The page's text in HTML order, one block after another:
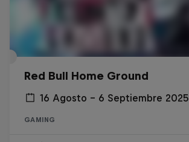
Red Bull Home Ground
16 Agosto – 6 Septiembre 2025
GAMING